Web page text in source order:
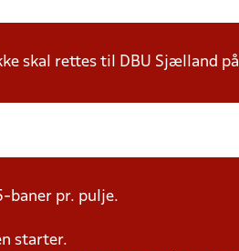
skal rettes til DBU Sjælland på
baner pr. pulje.
starter.